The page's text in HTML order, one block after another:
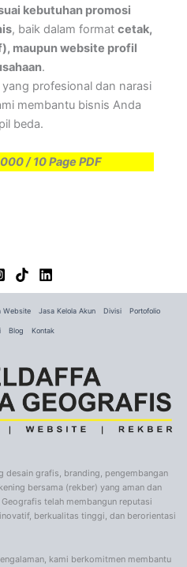
kebutuhan promosi
, baik dalam format cetak,
maupun website profil
.
profesional dan narasi
membantu bisnis Anda
beda.
/ 10 Page PDF
Website Jasa Kelola Akun Divisi Portofolio
Blog Kontak
desain grafis, branding, pengembangan
bersama (rekber) yang aman dan
telah membangun reputasi
berkualitas tinggi, dan berorientasi
kami berkomitmen membantu